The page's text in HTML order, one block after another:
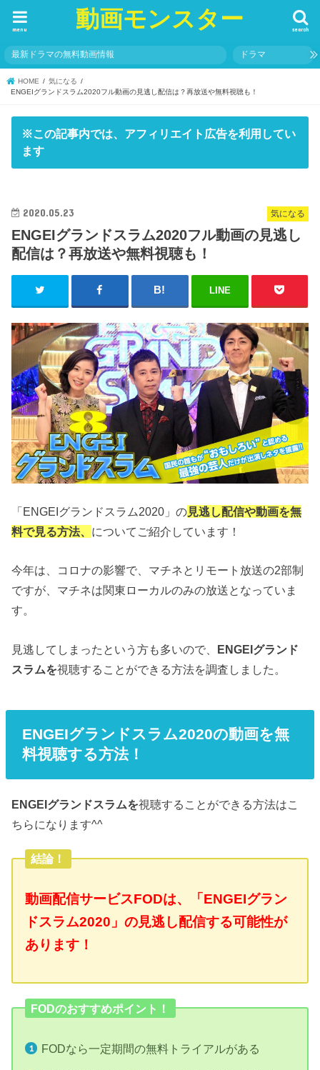
動画モンスター search
menu
最新ドラマの無料動画情報 ドラマ
HOME
気になる
ENGEIグランドスラム2020フル動画の見逃し配信は？再放送や無料視聴も！
※この記事内では、アフィリエイト広告を利用してい
ます
気になる
2020.05.23
ENGEIグランドスラム2020フル動画の見逃し
配信は？再放送や無料視聴も！
LINE
「ENGEIグランドスラム2020」の見逃し配信や動画を無
料で見る方法、 についてご紹介しています！
今年は、コロナの影響で、マチネとリモート放送の2部制
ですが、マチネは関東ローカルのみの放送となっていま
す。
見逃してしまったという方も多いので、 ENGEIグランド
スラムを視聴することができる方法を調査しました。
ENGEIグランドスラム2020の動画を無
料視聴する方法！
ENGEIグランドスラムを視聴することができる方法はこ
ちらになります^^
結論！
動画配信サービスFODは、「ENGEIグラン
ドスラム2020」の見逃し配信する可能性が
あります！
FODのおすすめポイント！
FODなら一定期間の無料トライアルがある